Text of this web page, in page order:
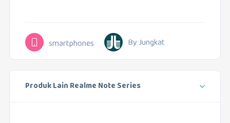
smartphones By Jungkat
Produk Lain Realme Note Series